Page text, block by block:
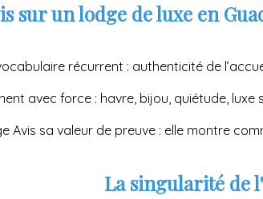
sur un lodge de luxe en
récurrent : authenticité de
avec force : havre, bijou, quiétude,
sa valeur de preuve : elle montre
La singularité de